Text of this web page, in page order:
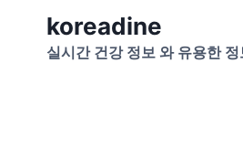
koreadine
실시간 건강 정보 와 유용한